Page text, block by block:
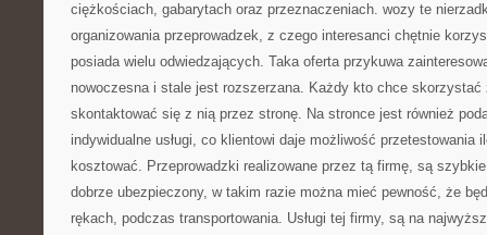
ciężkościach, gabarytach oraz przeznaczeniach. wozy te
organizowania przeprowadzek, z czego interesanci chętnie
posiada wielu odwiedzających. Taka oferta przykuwa
nowoczesna i stale jest rozszerzana. Każdy kto chce
skontaktować się z nią przez stronę. Na stronce jest również
indywidualne usługi, co klientowi daje możliwość przetestowania
kosztować. Przeprowadzki realizowane przez tą firmę, są
dobrze ubezpieczony, w takim razie można mieć pewność, że
rękach, podczas transportowania. Usługi tej firmy, są na